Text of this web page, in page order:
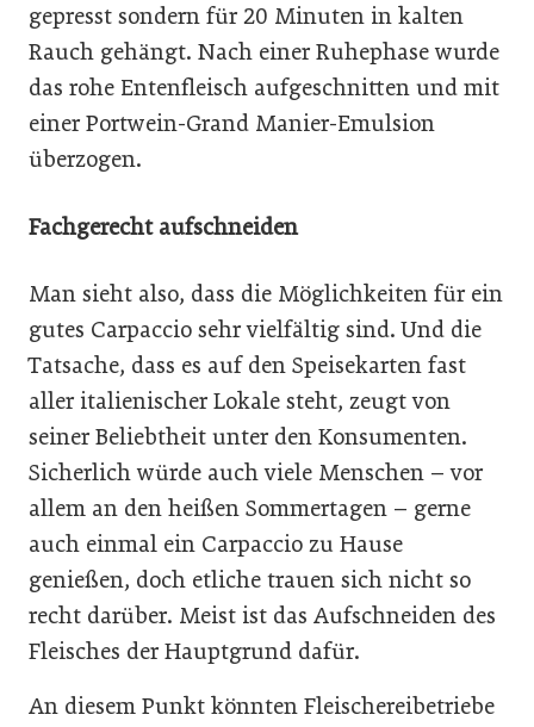
gepresst sondern für 20 Minuten in kalten
Rauch gehängt. Nach einer Ruhephase wurde
das rohe Entenfleisch aufgeschnitten und mit
einer Portwein-Grand Manier-Emulsion
überzogen.
Fachgerecht aufschneiden
Man sieht also, dass die Möglichkeiten für ein
gutes Carpaccio sehr vielfältig sind. Und die
Tatsache, dass es auf den Speisekarten fast
aller italienischer Lokale steht, zeugt von
seiner Beliebtheit unter den Konsumenten.
Sicherlich würde auch viele Menschen – vor
allem an den heißen Sommertagen – gerne
auch einmal ein Carpaccio zu Hause
genießen, doch etliche trauen sich nicht so
recht darüber. Meist ist das Aufschneiden des
Fleisches der Hauptgrund dafür.
An diesem Punkt könnten Fleischereibetriebe